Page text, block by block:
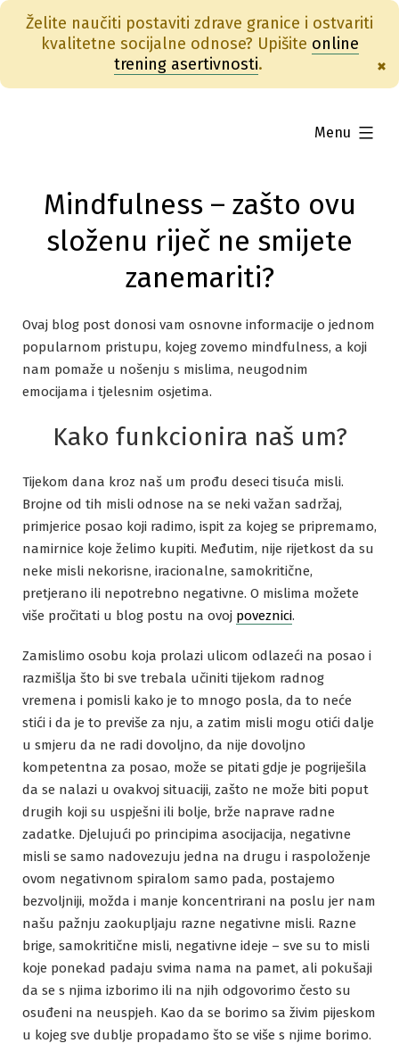
Želite naučiti postaviti zdrave granice i ostvariti
kvalitetne socijalne odnose? Upišite online
trening asertivnosti. ×
Menu
expanded
Mindfulness – zašto ovu
složenu riječ ne smijete
zanemariti?
Ovaj blog post donosi vam osnovne informacije o jednom
popularnom pristupu, kojeg zovemo mindfulness, a koji
nam pomaže u nošenju s mislima, neugodnim
emocijama i tjelesnim osjetima.
Kako funkcionira naš um?
Tijekom dana kroz naš um prođu deseci tisuća misli.
Brojne od tih misli odnose na se neki važan sadržaj,
primjerice posao koji radimo, ispit za kojeg se pripremamo,
namirnice koje želimo kupiti. Međutim, nije rijetkost da su
neke misli nekorisne, iracionalne, samokritične,
pretjerano ili nepotrebno negativne. O mislima možete
više pročitati u blog postu na ovoj poveznici.
Zamislimo osobu koja prolazi ulicom odlazeći na posao i
razmišlja što bi sve trebala učiniti tijekom radnog
vremena i pomisli kako je to mnogo posla, da to neće
stići i da je to previše za nju, a zatim misli mogu otići dalje
u smjeru da ne radi dovoljno, da nije dovoljno
kompetentna za posao, može se pitati gdje je pogriješila
da se nalazi u ovakvoj situaciji, zašto ne može biti poput
drugih koji su uspješni ili bolje, brže naprave radne
zadatke. Djelujući po principima asocijacija, negativne
misli se samo nadovezuju jedna na drugu i raspoloženje
ovom negativnom spiralom samo pada, postajemo
bezvoljniji, možda i manje koncentrirani na poslu jer nam
našu pažnju zaokupljaju razne negativne misli. Razne
brige, samokritične misli, negativne ideje – sve su to misli
koje ponekad padaju svima nama na pamet, ali pokušaji
da se s njima izborimo ili na njih odgovorimo često su
osuđeni na neuspjeh. Kao da se borimo sa živim pijeskom
u kojeg sve dublje propadamo što se više s njime borimo.